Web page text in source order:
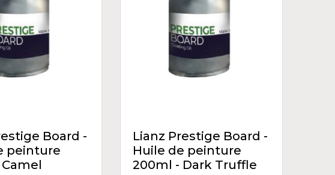
Board -
peinture
Lianz Prestige Board -
Huile de peinture
200ml - Dark Truffle